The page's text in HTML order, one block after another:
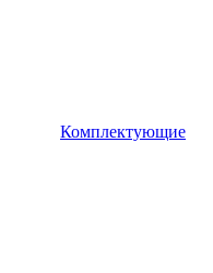
Комплектующие